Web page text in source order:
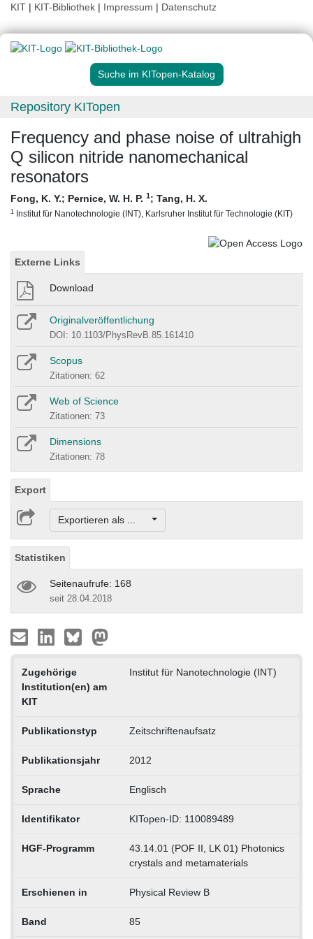
KIT | KIT-Bibliothek | Impressum | Datenschutz
Suche im KITopen-Katalog
Repository KITopen
Frequency and phase noise of ultrahigh
Q silicon nitride nanomechanical
resonators
Fong, K. Y.; Pernice, W. H. P. 1; Tang, H. X.
1 Institut für Nanotechnologie (INT), Karlsruher Institut für Technologie (KIT)
Externe Links
Download
Originalveröffentlichung
DOI: 10.1103/PhysRevB.85.161410
Scopus
Zitationen: 62
Web of Science
Zitationen: 73
Dimensions
Zitationen: 78
Export
Exportieren als ...
Statistiken
Seitenaufrufe: 168
seit 28.04.2018
Zugehörige
Institution(en) am
KIT
Institut für Nanotechnologie (INT)
Publikationstyp Zeitschriftenaufsatz
Publikationsjahr 2012
Sprache Englisch
Identifikator KITopen-ID: 110089489
HGF-Programm
43.14.01 (POF II, LK 01) Photonics
crystals and metamaterials
Erschienen in Physical Review B
Band 85